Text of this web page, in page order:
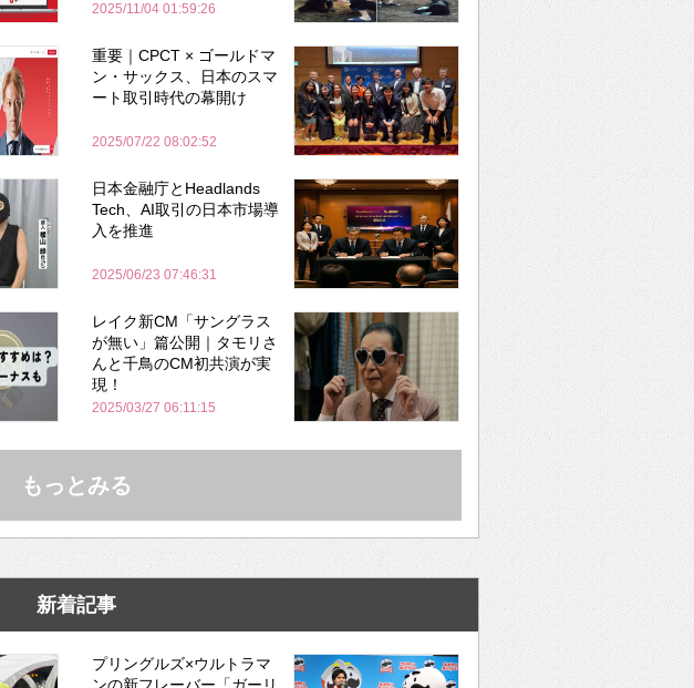
2025/11/04 01:59:26
重要｜CPCT × ゴールドマ
ン・サックス、日本のスマ
ート取引時代の幕開け
2025/07/22 08:02:52
日本金融庁とHeadlands
Tech、AI取引の日本市場導
入を推進
2025/06/23 07:46:31
レイク新CM「サングラス
が無い」篇公開｜タモリさ
んと千鳥のCM初共演が実
現！
2025/03/27 06:11:15
もっとみる
新着記事
プリングルズ×ウルトラマ